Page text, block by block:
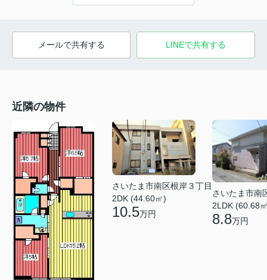
メールで共有する LINEで共有する
近隣の物件
さいたま市南区根岸３丁目
2DK (44.60㎡)
10.5万円
さいたま市南
2LDK (60.68
8.8万円